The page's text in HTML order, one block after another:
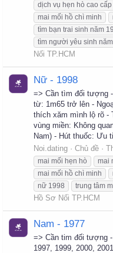
dịch vụ hẹn hò cao cấp
mai mối hồ chì minh
tìm bạn trai sinh năm
tìm người yêu sinh
Nối TP.HCM
Nữ - 1998
=> Cần tìm đối tượng
từ: 1m65 trở lên -
thích xăm mình lộ rõ -
vùng miền: Không
Nam) - Hút thuốc: Ưu
Noi.dating
Chủ đề
mai mối hẹn hò
mai
mai mối hồ chì minh
nữ 1998
trung tâm
Hồ Sơ Nối TP.HCM
Nam - 1977
=> Cần tim đối tượng
1997, 1999, 2000,